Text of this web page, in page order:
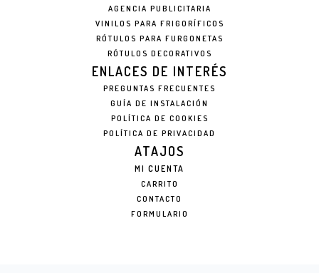
AGENCIA PUBLICITARIA
VINILOS PARA FRIGORÍFICOS
RÓTULOS PARA FURGONETAS
RÓTULOS DECORATIVOS
ENLACES DE INTERÉS
PREGUNTAS FRECUENTES
GUÍA DE INSTALACIÓN
POLÍTICA DE COOKIES
POLÍTICA DE PRIVACIDAD
ATAJOS
MI CUENTA
CARRITO
CONTACTO
FORMULARIO